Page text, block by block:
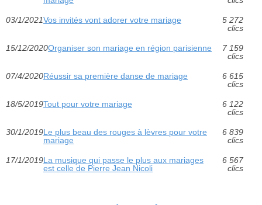
03/1/2021Vos invités vont adorer votre mariage
5 272
clics
15/12/2020Organiser son mariage en région parisienne
7 159
clics
07/4/2020Réussir sa première danse de mariage
6 615
clics
18/5/2019Tout pour votre mariage
6 122
clics
30/1/2019Le plus beau des rouges à lèvres pour votre
mariage
6 839
clics
17/1/2019La musique qui passe le plus aux mariages
est celle de Pierre Jean Nicoli
6 567
clics